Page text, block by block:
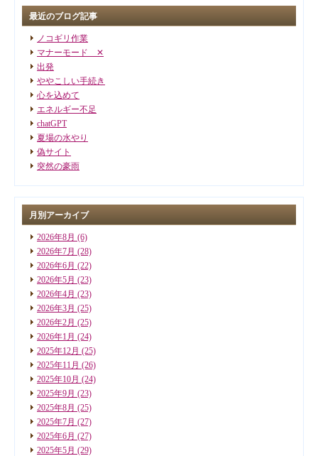
最近のブログ記事
ノコギリ作業
マナーモード ✕
出発
ややこしい手続き
心を込めて
エネルギー不足
chatGPT
夏場の水やり
偽サイト
突然の豪雨
月別アーカイブ
2026年8月 (6)
2026年7月 (28)
2026年6月 (22)
2026年5月 (23)
2026年4月 (23)
2026年3月 (25)
2026年2月 (25)
2026年1月 (24)
2025年12月 (25)
2025年11月 (26)
2025年10月 (24)
2025年9月 (23)
2025年8月 (25)
2025年7月 (27)
2025年6月 (27)
2025年5月 (29)